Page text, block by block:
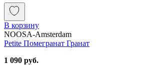
В корзину
NOOSA-Amsterdam
Petite Помегранат Гранат
1 090 руб.